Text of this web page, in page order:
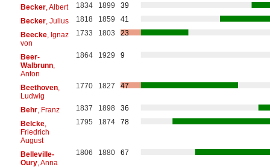
Becker, Albert 1834 1899
39
Becker, Julius 1818 1859
41
Beecke, Ignaz
von
1733 1803 23
Beer-
Walbrunn,
Anton
1864 1929 9
Beethoven,
Ludwig
1770 1827 47
Behr, Franz 1837 1898
36
Belcke,
Friedrich
August
1795 1874 78
Belleville-
Oury, Anna
1806 1880 67